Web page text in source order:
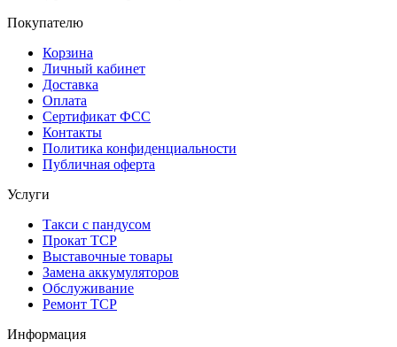
Покупателю
Корзина
Личный кабинет
Доставка
Оплата
Сертификат ФСС
Контакты
Политика конфиденциальности
Публичная оферта
Услуги
Такси с пандусом
Прокат ТСР
Выставочные товары
Замена аккумуляторов
Обслуживание
Ремонт ТСР
Информация